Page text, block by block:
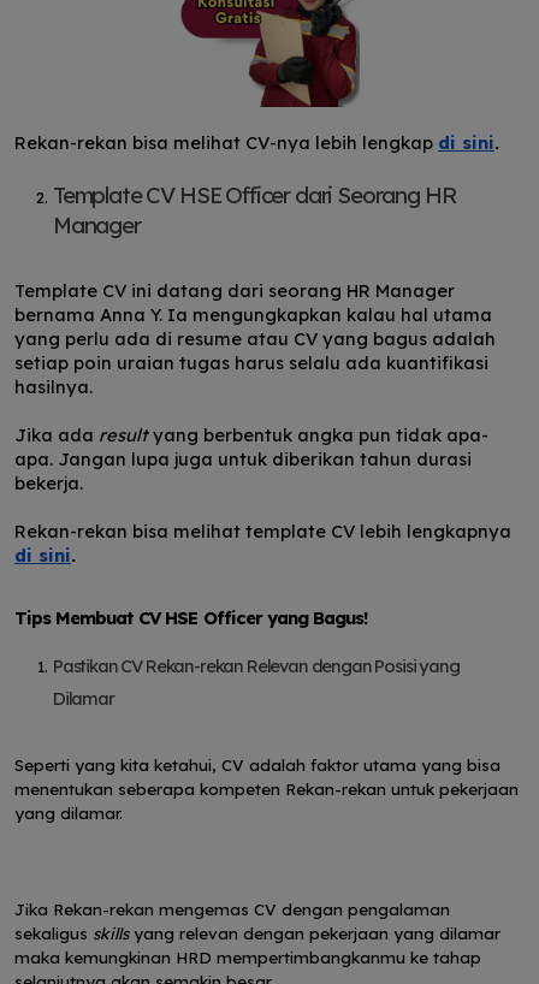
Rekan-rekan bisa melihat CV-nya lebih lengkap di sini.
Template CV HSE Officer dari Seorang HR
Manager
Template CV ini datang dari seorang HR Manager
bernama Anna Y. Ia mengungkapkan kalau hal utama
yang perlu ada di resume atau CV yang bagus adalah
setiap poin uraian tugas harus selalu ada kuantifikasi
hasilnya.
Jika ada resultyang berbentuk angka pun tidak apa-
apa. Jangan lupa juga untuk diberikan tahun durasi
bekerja.
Rekan-rekan bisa melihat template CV lebih lengkapnya
di sini.
Tips Membuat CV HSE Officer yang Bagus!
Pastikan CV Rekan-rekan Relevan dengan Posisi yang
Dilamar
Seperti yang kita ketahui, CV adalah faktor utama yang bisa
menentukan seberapa kompeten Rekan-rekan untuk pekerjaan
yang dilamar.
Jika Rekan-rekan mengemas CV dengan pengalaman
sekaligus skillsyang relevan dengan pekerjaan yang dilamar
maka kemungkinan HRD mempertimbangkanmu ke tahap